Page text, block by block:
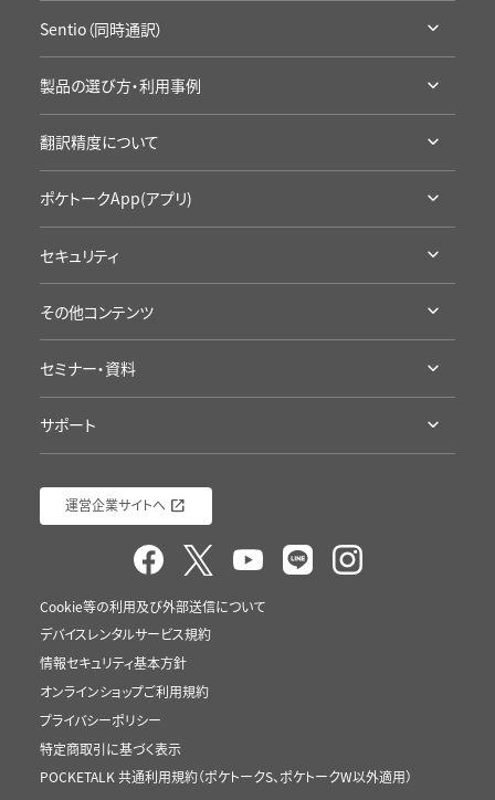
アクセサリ・保証
通信SIMの延長
お試し・レンタル
Sentio（同時通訳）
導入事例
カンファレンスに
学校の授業に
製品の選び方・利用事例
学校の事例
翻訳精度について
ポケトークApp(アプリ)
Google Playへ
アプリ評価を見る
セキュリティ
その他コンテンツ
ポケトーク徹底検証
ポケトーク流の語学学習 ポケトークチャレンジ
セミナー・資料
サポート
運営企業サイトへ
Cookie等の利用及び外部送信について
デバイスレンタルサービス規約
情報セキュリティ基本方針
オンラインショップご利用規約
プライバシーポリシー
特定商取引に基づく表示
POCKETALK 共通利用規約（ポケトークS、ポケトークW以外適用）